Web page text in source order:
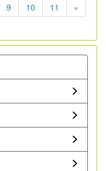
9 10 11 »